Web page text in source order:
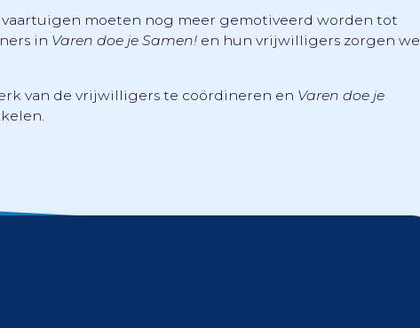
vaartuigen moeten nog meer gemotiveerd worden tot
in Varen doe je Samen!en hun vrijwilligers zorgen we
van de vrijwilligers te coördineren en Varen doe je